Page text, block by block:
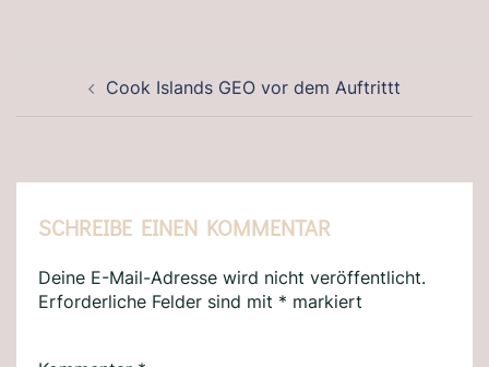
Cook Islands GEO vor dem Auftrittt
SCHREIBE EINEN KOMMENTAR
Deine E-Mail-Adresse wird nicht veröffentlicht.
Erforderliche Felder sind mit * markiert